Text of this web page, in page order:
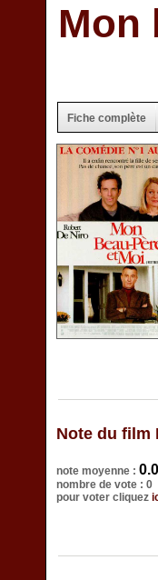
Mon
Fiche complète
Note du film
note moyenne :
nombre de vote : 0
pour voter cliquez